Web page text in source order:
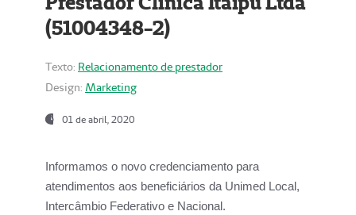
(51004348-2)
Texto: Relacionamento de prestador
Design: Marketing
01 de abril, 2020
Informamos o novo credenciamento para
atendimentos aos beneficiários da Unimed Local,
Intercâmbio Federativo e Nacional.